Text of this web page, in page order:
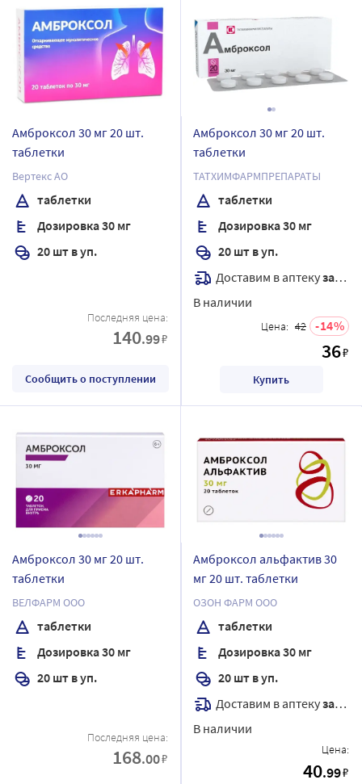
Амброксол 30 мг 20 шт.
таблетки
Вертекс АО
таблетки
Дозировка 30 мг
20 шт в уп.
Последняя цена:
140.99₽
Сообщить о поступлении
Амброксол 30 мг 20 шт.
таблетки
ТАТХИМФАРМПРЕПАРАТЫ
таблетки
Дозировка 30 мг
20 шт в уп.
Доставим в аптекузавтра
В наличии
Цена: 42 14
36₽
Купить
Амброксол 30 мг 20 шт.
таблетки
ВЕЛФАРМ ООО
таблетки
Дозировка 30 мг
20 шт в уп.
Последняя цена:
168.00₽
Амброксол альфактив 30
мг 20 шт. таблетки
ОЗОН ФАРМ ООО
таблетки
Дозировка 30 мг
20 шт в уп.
Доставим в аптекузавтра
В наличии
Цена:
40.99₽